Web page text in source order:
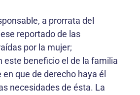
a prorrata del
reportado de las
por la mujer;
este beneficio el de la familia
que de derecho haya él
necesidades de ésta. La